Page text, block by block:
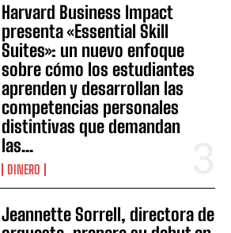
Harvard Business Impact
presenta «Essential Skill
Suites»: un nuevo enfoque
sobre cómo los estudiantes
aprenden y desarrollan las
competencias personales
distintivas que demandan
las...
DINERO
Jeannette Sorrell, directora de